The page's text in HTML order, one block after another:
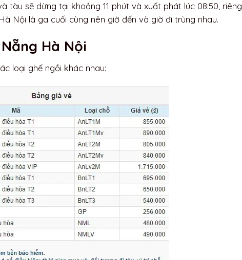
tàu sẽ dừng tại khoảng 11 phút và xuất phát lúc 08:50,
Nội là ga cuối cùng nên giờ đến và giờ đi trùng nhau.
Hà Nội
loại ghế ngồi khác nhau: